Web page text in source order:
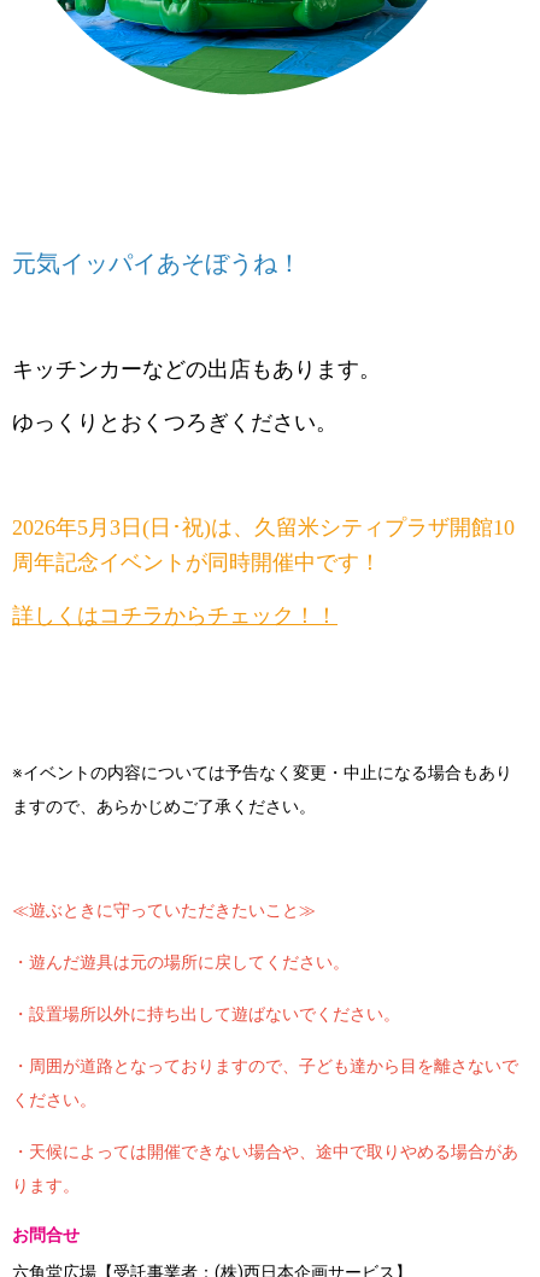
元気イッパイあそぼうね！
キッチンカーなどの出店もあります。
ゆっくりとおくつろぎください。
2026年5月3日(日･祝)は、久留米シティプラザ開館10
周年記念イベントが同時開催中です！
詳しくはコチラからチェック！！
※イベントの内容については予告なく変更・中止になる場合もあり
ますので、あらかじめご了承ください。
≪遊ぶときに守っていただきたいこと≫
・遊んだ遊具は元の場所に戻してください。
・設置場所以外に持ち出して遊ばないでください。
・周囲が道路となっておりますので、子ども達から目を離さないで
ください。
・天候によっては開催できない場合や、途中で取りやめる場合があ
ります。
お問合せ
六角堂広場【受託事業者：(株)西日本企画サービス】